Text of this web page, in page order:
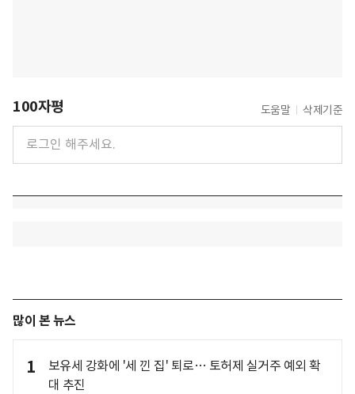
100자평 도움말 삭제기준
많이 본 뉴스
1
보유세 강화에 '세 낀 집' 퇴로… 토허제 실거주 예외 확
대 추진